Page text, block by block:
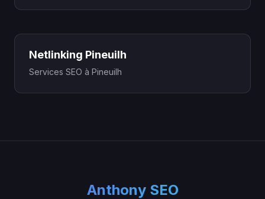
Netlinking Pineuilh
Services SEO à Pineuilh
Anthony SEO